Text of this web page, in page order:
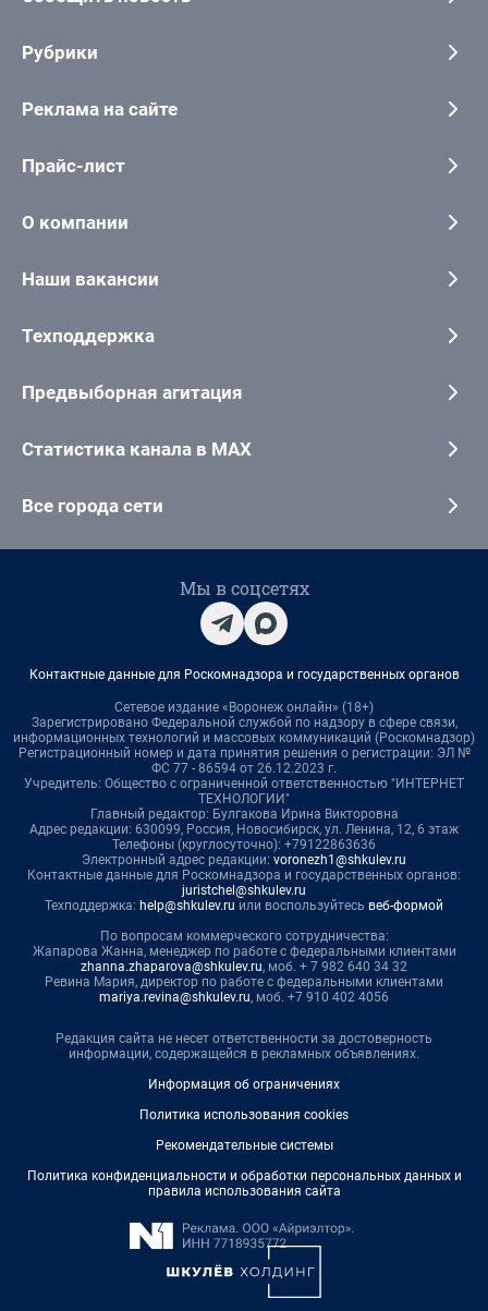
Рубрики
Реклама на сайте
Прайс-лист
О компании
Наши вакансии
Техподдержка
Предвыборная агитация
Статистика канала в MAX
Все города сети
Мы в соцсетях
Контактные данные для Роскомнадзора и государственных органов
Сетевое издание «Воронеж онлайн» (18+)
Зарегистрировано Федеральной службой по надзору в сфере связи,
информационных технологий и массовых коммуникаций (Роскомнадзор)
Регистрационный номер и дата принятия решения о регистрации: ЭЛ №
ФС 77 - 86594 от 26.12.2023 г.
Учредитель: Общество с ограниченной ответственностью "ИНТЕРНЕТ
ТЕХНОЛОГИИ"
Главный редактор: Булгакова Ирина Викторовна
Адрес редакции: 630099, Россия, Новосибирск, ул. Ленина, 12, 6 этаж
Телефоны (круглосуточно): +79122863636
Электронный адрес редакции: voronezh1@shkulev.ru
Контактные данные для Роскомнадзора и государственных органов:
juristchel@shkulev.ru
Техподдержка: help@shkulev.ru или воспользуйтесь веб-формой
По вопросам коммерческого сотрудничества:
Жапарова Жанна, менеджер по работе с федеральными клиентами
zhanna.zhaparova@shkulev.ru, моб. + 7 982 640 34 32
Ревина Мария, директор по работе с федеральными клиентами
mariya.revina@shkulev.ru, моб. +7 910 402 4056
Редакция сайта не несет ответственности за достоверность
информации, содержащейся в рекламных объявлениях.
Информация об ограничениях
Политика использования cookies
Рекомендательные системы
Политика конфиденциальности и обработки персональных данных и
правила использования сайта